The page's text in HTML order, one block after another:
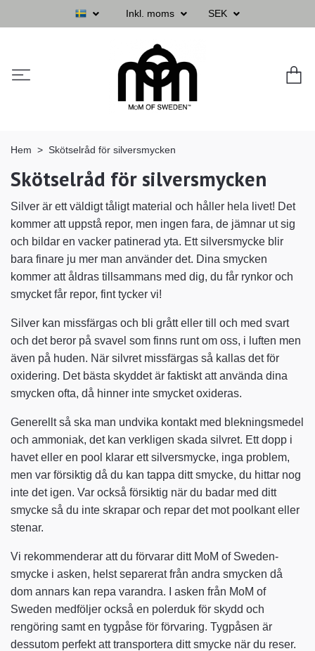
Inkl. moms SEK
Hem Skötselråd för silversmycken
Skötselråd för silversmycken
Silver är ett väldigt tåligt material och håller hela livet! Det
kommer att uppstå repor, men ingen fara, de jämnar ut sig
och bildar en vacker patinerad yta. Ett silversmycke blir
bara finare ju mer man använder det. Dina smycken
kommer att åldras tillsammans med dig, du får rynkor och
smycket får repor, fint tycker vi!
Silver kan missfärgas och bli grått eller till och med svart
och det beror på svavel som finns runt om oss, i luften men
även på huden. När silvret missfärgas så kallas det för
oxidering. Det bästa skyddet är faktiskt att använda dina
smycken ofta, då hinner inte smycket oxideras.
Generellt så ska man undvika kontakt med blekningsmedel
och ammoniak, det kan verkligen skada silvret. Ett dopp i
havet eller en pool klarar ett silversmycke, inga problem,
men var försiktig då du kan tappa ditt smycke, du hittar nog
inte det igen. Var också försiktig när du badar med ditt
smycke så du inte skrapar och repar det mot poolkant eller
stenar.
Vi rekommenderar att du förvarar ditt MoM of Sweden-
smycke i asken, helst separerat från andra smycken då
dom annars kan repa varandra. I asken från MoM of
Sweden medföljer också en polerduk för skydd och
rengöring samt en tygpåse för förvaring. Tygpåsen är
dessutom perfekt att transportera ditt smycke när du reser.